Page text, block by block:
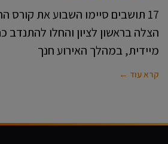
17 תושבים סיימו השבוע את קורס
הצלה בראשון לציון והחלו להתנדב
מיידית, במהלך האירוע חנך
קרא עוד ←